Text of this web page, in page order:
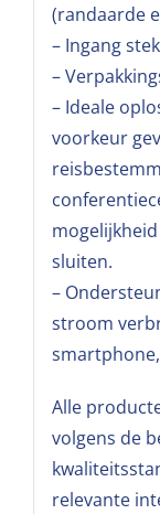
(randaarde
– Ingang
–
– Ideale
voorkeur
sluiten.
–
stroom
Alle
volgens de
relevante